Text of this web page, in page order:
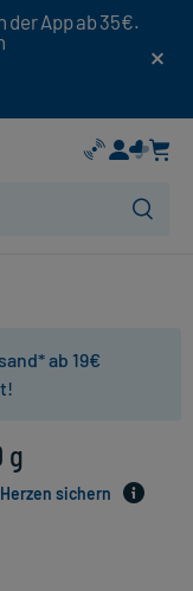
der App ab 35€.
ab 19€
g
sichern